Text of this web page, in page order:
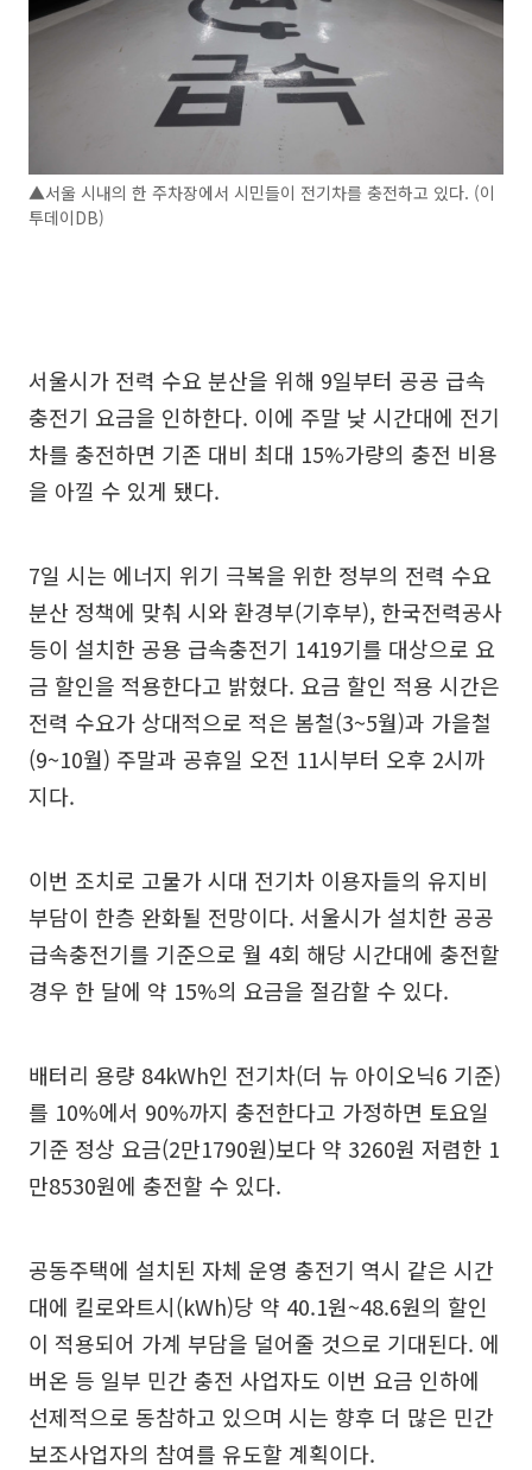
▲서울 시내의 한 주차장에서 시민들이 전기차를 충전하고 있다. (이
투데이DB)
서울시가 전력 수요 분산을 위해 9일부터 공공 급속
충전기 요금을 인하한다. 이에 주말 낮 시간대에 전기
차를 충전하면 기존 대비 최대 15%가량의 충전 비용
을 아낄 수 있게 됐다.
7일 시는 에너지 위기 극복을 위한 정부의 전력 수요
분산 정책에 맞춰 시와 환경부(기후부), 한국전력공사
등이 설치한 공용 급속충전기 1419기를 대상으로 요
금 할인을 적용한다고 밝혔다. 요금 할인 적용 시간은
전력 수요가 상대적으로 적은 봄철(3~5월)과 가을철
(9~10월) 주말과 공휴일 오전 11시부터 오후 2시까
지다.
이번 조치로 고물가 시대 전기차 이용자들의 유지비
부담이 한층 완화될 전망이다. 서울시가 설치한 공공
급속충전기를 기준으로 월 4회 해당 시간대에 충전할
경우 한 달에 약 15%의 요금을 절감할 수 있다.
배터리 용량 84kWh인 전기차(더 뉴 아이오닉6 기준)
를 10%에서 90%까지 충전한다고 가정하면 토요일
기준 정상 요금(2만1790원)보다 약 3260원 저렴한 1
만8530원에 충전할 수 있다.
공동주택에 설치된 자체 운영 충전기 역시 같은 시간
대에 킬로와트시(kWh)당 약 40.1원~48.6원의 할인
이 적용되어 가계 부담을 덜어줄 것으로 기대된다. 에
버온 등 일부 민간 충전 사업자도 이번 요금 인하에
선제적으로 동참하고 있으며 시는 향후 더 많은 민간
보조사업자의 참여를 유도할 계획이다.